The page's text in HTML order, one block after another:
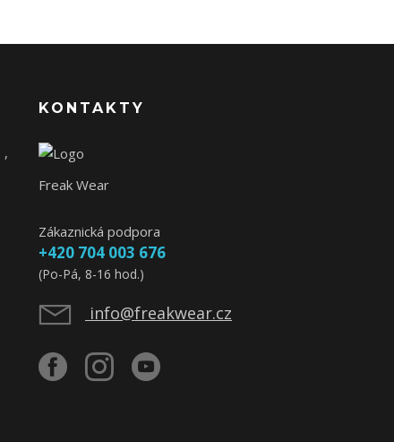
,
KONTAKTY
Freak Wear
Zákaznická podpora
+420 704 003 676
(Po-Pá, 8-16 hod.)
info@freakwear.cz